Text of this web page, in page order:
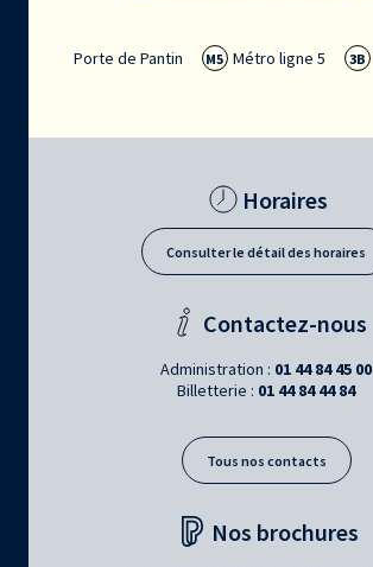
Porte de Pantin M5 Métro ligne 5 3B
Horaires
Consulter le détail des horaires
Contactez-nous
Administration : 01 44 84 45 00
Billetterie : 01 44 84 44 84
Tous nos contacts
Nos brochures